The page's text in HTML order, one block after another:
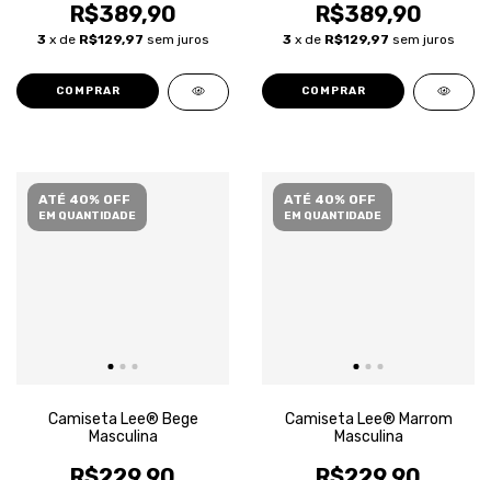
R$389,90
3 x de R$129,97 sem juros
COMPRAR
R$389,90
3 x de R$129,97 sem juros
COMPRAR
ATÉ 40% OFF
EM QUANTIDADE
Camiseta Lee® Bege
Masculina
ATÉ 40% OFF
EM QUANTIDADE
Camiseta Lee® Marrom
Masculina